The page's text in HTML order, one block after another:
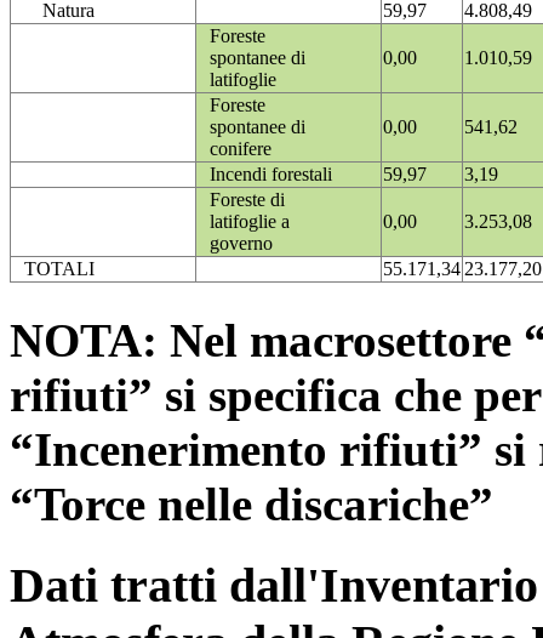
Natura 59,97
4.808,49
Foreste
spontanee di
latifoglie
0,00 1.010,59
Foreste
spontanee di
conifere
0,00 541,62
Incendi forestali 59,97
3,19
Foreste di
latifoglie a
governo
0,00 3.253,08
TOTALI 55.171,3423.177,20
NOTA: Nel macrosettore
rifiuti” si specifica che
“Incenerimento rifiuti”
“Torce nelle discariche”
Dati tratti dall'Inventario